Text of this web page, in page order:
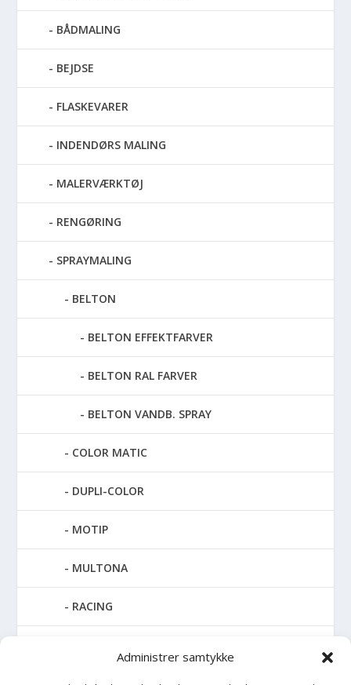
Administrer samtykke
BÅDMALING
BEJDSE
FLASKEVARER
INDENDØRS MALING
MALERVÆRKTØJ
RENGØRING
SPRAYMALING
BELTON
BELTON EFFEKTFARVER
BELTON RAL FARVER
BELTON VANDB. SPRAY
COLOR MATIC
DUPLI-COLOR
MOTIP
MULTONA
RACING